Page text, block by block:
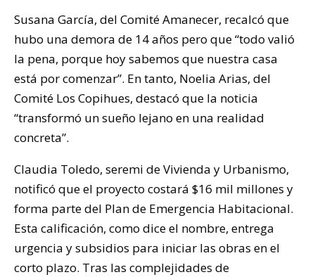
Susana García, del Comité Amanecer, recalcó que
hubo una demora de 14 años pero que “todo valió
la pena, porque hoy sabemos que nuestra casa
está por comenzar”. En tanto, Noelia Arias, del
Comité Los Copihues, destacó que la noticia
“transformó un sueño lejano en una realidad
concreta”.
Claudia Toledo, seremi de Vivienda y Urbanismo,
notificó que el proyecto costará $16 mil millones y
forma parte del Plan de Emergencia Habitacional.
Esta calificación, como dice el nombre, entrega
urgencia y subsidios para iniciar las obras en el
corto plazo. Tras las complejidades de